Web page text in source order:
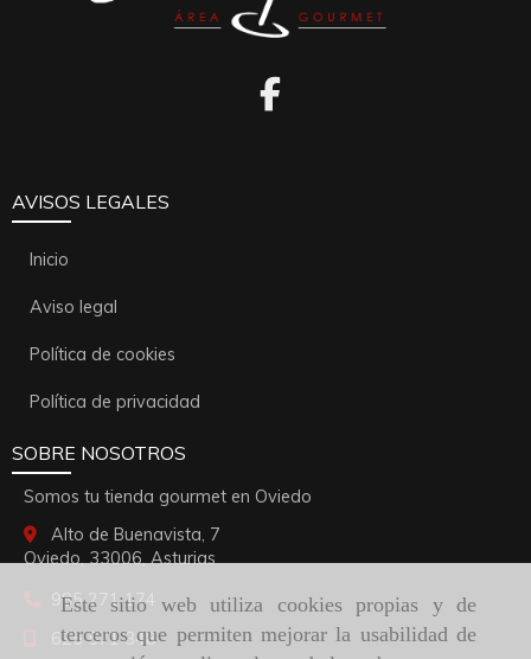
Este sitio web utiliza cookies propias y de
terceros que permiten mejorar la usabilidad de
AVISOS LEGALES
Inicio
Aviso legal
Política de cookies
Política de privacidad
SOBRE NOSOTROS
Somos tu tienda gourmet en Oviedo
Alto de Buenavista, 7
Oviedo,33006,Asturias
985 271 174
625 571 348